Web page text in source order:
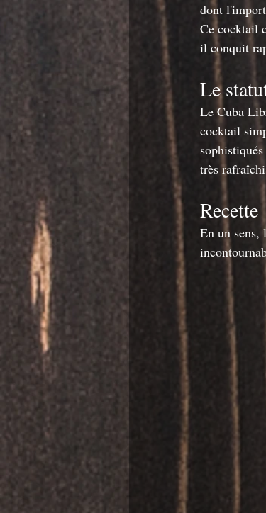
dont
Ce cocktail
il conquit
Le
Le Cuba
cocktail
très
Recette
En un sens,